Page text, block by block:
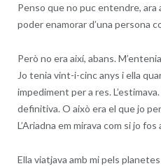
Penso que no puc entendre, ara
poder enamorar d’una persona
Però no era així, abans.
Jo tenia vint-i-cinc anys i ella
impediment per a res.
definitiva. O això era el que jo
L’Ariadna em mirava com si jo fos
Ella viatjava amb mi pels